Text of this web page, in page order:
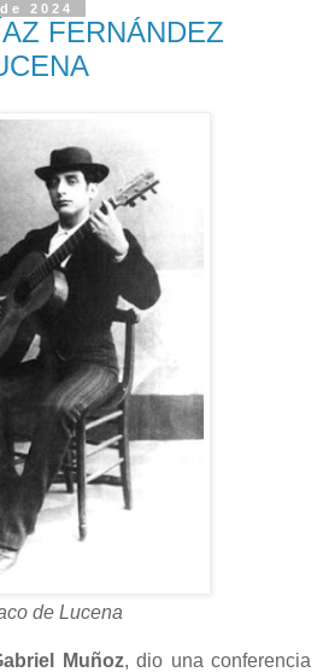
2024
FERNÁNDEZ
de Lucena
Muñoz, dio una conferencia